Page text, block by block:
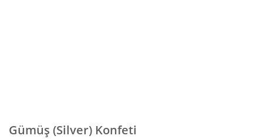
Gümüş (Silver) Konfeti